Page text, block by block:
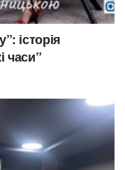
історія
часи”